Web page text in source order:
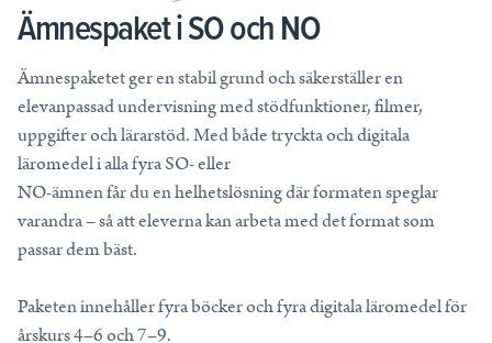
Ämnespaket i SO och NO
Ämnespaketet ger en stabil grund och säkerställer en
elevanpassad undervisning med stödfunktioner, filmer,
uppgifter och lärarstöd. Med både tryckta och digitala
läromedel i alla fyra SO- eller
NO-ämnen får du en helhetslösning där formaten speglar
varandra – så att eleverna kan arbeta med det format som
passar dem bäst.
Paketen innehåller fyra böcker och fyra digitala läromedel för
årskurs 4–6 och 7–9.